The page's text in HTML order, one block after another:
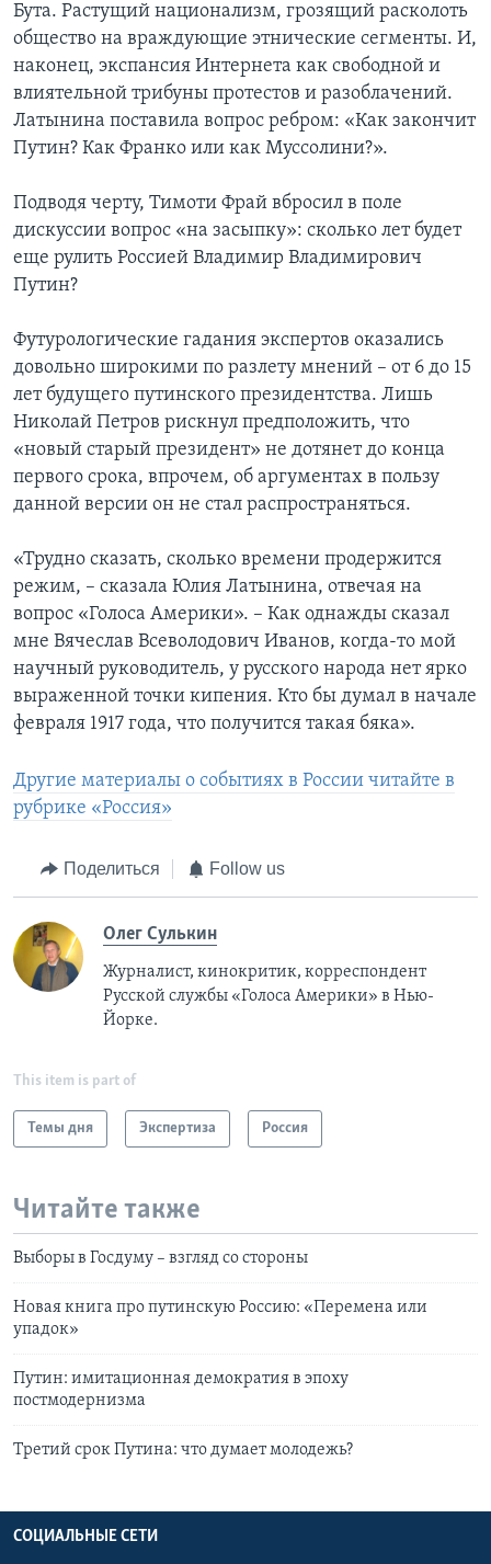
Бута. Растущий национализм, грозящий расколоть
общество на враждующие этнические сегменты. И,
наконец, экспансия Интернета как свободной и
влиятельной трибуны протестов и разоблачений.
Латынина поставила вопрос ребром: «Как закончит
Путин? Как Франко или как Муссолини?».
Подводя черту, Тимоти Фрай вбросил в поле
дискуссии вопрос «на засыпку»: сколько лет будет
еще рулить Россией Владимир Владимирович
Путин?
Футурологические гадания экспертов оказались
довольно широкими по разлету мнений – от 6 до 15
лет будущего путинского президентства. Лишь
Николай Петров рискнул предположить, что
«новый старый президент» не дотянет до конца
первого срока, впрочем, об аргументах в пользу
данной версии он не стал распространяться.
«Трудно сказать, сколько времени продержится
режим, – сказала Юлия Латынина, отвечая на
вопрос «Голоса Америки». – Как однажды сказал
мне Вячеслав Всеволодович Иванов, когда-то мой
научный руководитель, у русского народа нет ярко
выраженной точки кипения. Кто бы думал в начале
февраля 1917 года, что получится такая бяка».
Другие материалы о событиях в России читайте в
рубрике «Россия»
Поделиться Follow us
Олег Сулькин
Журналист, кинокритик, корреспондент
Русской службы «Голоса Америки» в Нью-
Йорке.
This item is part of
Темы дня Экспертиза Россия
Читайте также
Выборы в Госдуму – взгляд со стороны
Новая книга про путинскую Россию: «Перемена или
упадок»
Путин: имитационная демократия в эпоху
постмодернизма
Третий срок Путина: что думает молодежь?
СОЦИАЛЬНЫЕ СЕТИ